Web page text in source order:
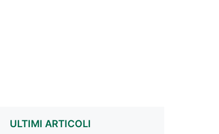
ULTIMI ARTICOLI